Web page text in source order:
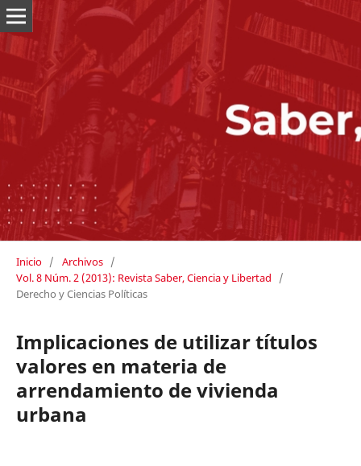
Inicio / Archivos /
Vol. 8 Núm. 2 (2013): Revista Saber, Ciencia y Libertad
/
Derecho y Ciencias Políticas
Implicaciones de utilizar títulos
valores en materia de
arrendamiento de vivienda
urbana